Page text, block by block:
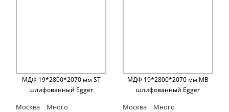
МДФ 19*2800*2070 мм ST
шлифованный Egger
Москва Много
МДФ 19*2800*2070 мм MB
шлифованный Egger
Москва Много